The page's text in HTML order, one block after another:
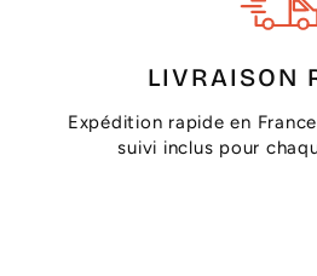
LIVRAISON
Expédition rapide en
suivi inclus pour